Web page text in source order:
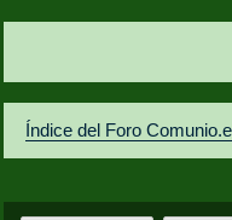
Índice del Foro